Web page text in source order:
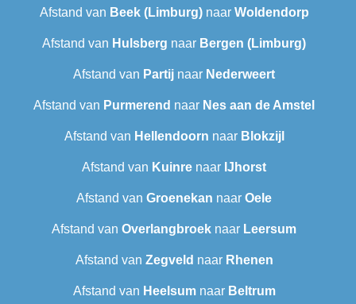
Afstand van Beek (Limburg)naar Woldendorp
Afstand van Hulsberg naar Bergen (Limburg)
Afstand van Partij naar Nederweert
Afstand van Purmerend naar Nes aan de Amstel
Afstand van Hellendoorn naar Blokzijl
Afstand van Kuinre naar IJhorst
Afstand van Groenekan naar Oele
Afstand van Overlangbroek naar Leersum
Afstand van Zegveld naar Rhenen
Afstand van Heelsumnaar Beltrum